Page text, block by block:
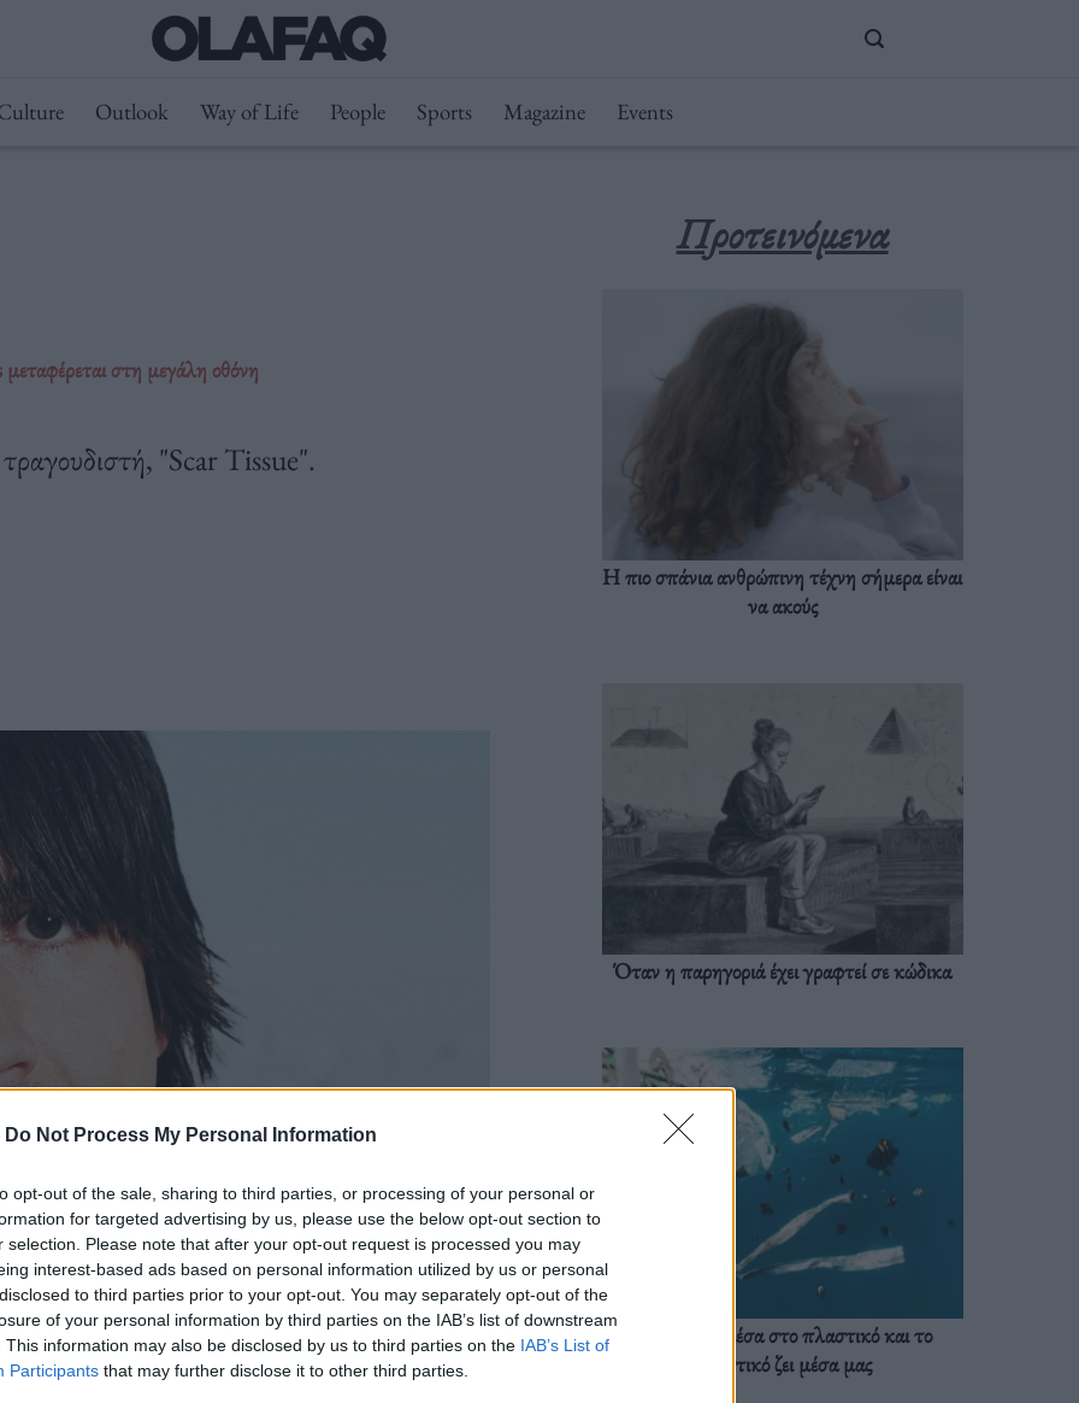
Do Not Process My Personal Information
opt-out of the sale, sharing to third parties, or processing of your personal or
for targeted advertising by us, please use the below opt-out section to
selection. Please note that after your opt-out request is processed you may
interest-based ads based on personal information utilized by us or personal
to third parties prior to your opt-out. You may separately opt-out of the
of your personal information by third parties on the IAB’s list of downstream
This information may also be disclosed by us to third parties on the IAB’s List of
Participants that may further disclose it to other third parties.
Outlook Way of Life People Sports Magazine Events
στη μεγάλη οθόνη
"Scar Tissue".
Προτεινόμενα
Η πιο σπάνια ανθρώπινη τέχνη σήμερα είναι
να ακούς
Όταν η παρηγοριά έχει γραφτεί σε κώδικα
Ζούμε ήδη μέσα στο πλαστικό και το
πλαστικό ζει μέσα μας